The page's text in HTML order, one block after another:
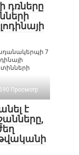
դռները
7
590 Просмотр
է